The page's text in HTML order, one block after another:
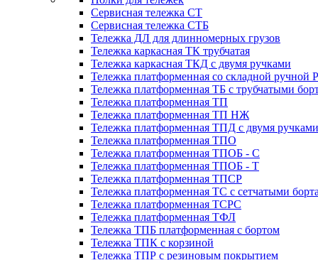
Сервисная тележка СТ
Сервисная тележка СТБ
Тележка ДЛ для длинномерных грузов
Тележка каркасная ТК трубчатая
Тележка каркасная ТКД с двумя ручками
Тележка платформенная со складной ручной
Тележка платформенная ТБ с трубчатыми
Тележка платформенная ТП
Тележка платформенная ТП НЖ
Тележка платформенная ТПД с двумя ручками
Тележка платформенная ТПО
Тележка платформенная ТПОБ - С
Тележка платформенная ТПОБ - Т
Тележка платформенная ТПСР
Тележка платформенная ТС с сетчатыми
Тележка платформенная ТСРС
Тележка платформенная ТФЛ
Тележка ТПБ платформенная с бортом
Тележка ТПК с корзиной
Тележка ТПР с резиновым покрытием